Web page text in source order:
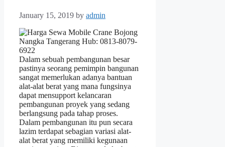
January 15, 2019 by admin
Dalam sebuah pembangunan besar
pastinya seorang pemimpin bangunan
sangat memerlukan adanya bantuan
alat-alat berat yang mana fungsinya
dapat mensupport kelancaran
pembangunan proyek yang sedang
berlangsung pada tahap proses.
Dalam pembangunan itu pun secara
lazim terdapat sebagian variasi alat-
alat berat yang memiliki kegunaan